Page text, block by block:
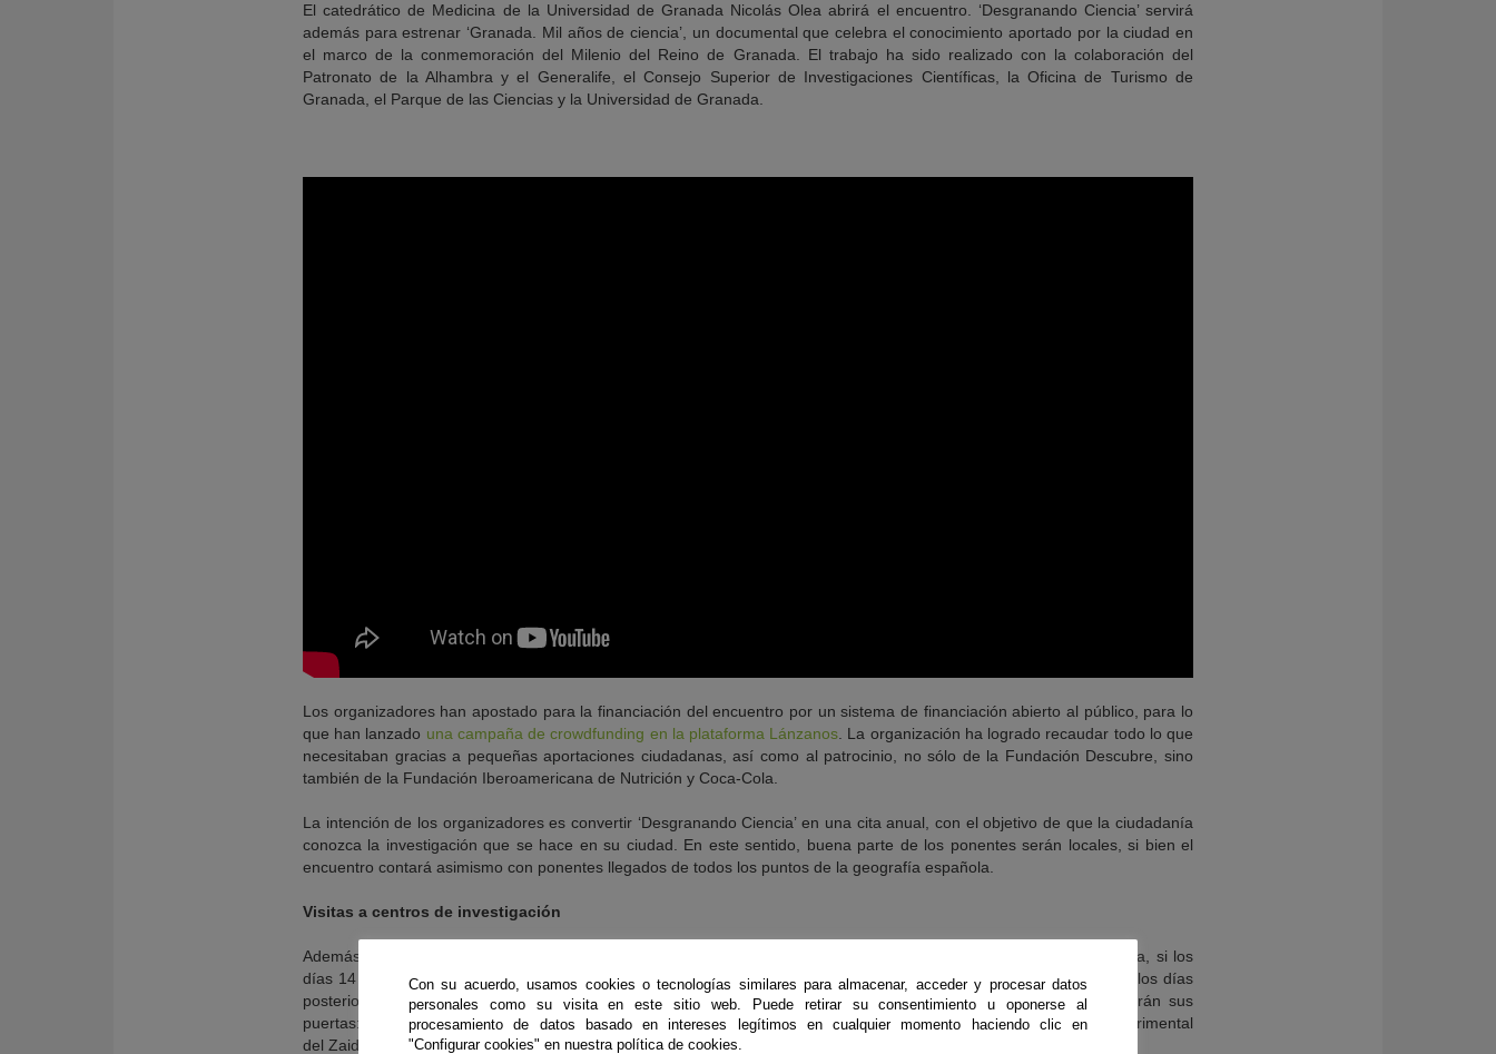
El catedrático de Medicina de la Universidad de Granada Nicolás Olea abrirá el encuentro. ‘Desgranando Ciencia’ servirá
además para estrenar ‘Granada. Mil años de ciencia’, un documental que celebra el conocimiento aportado por la ciudad en
el marco de la conmemoración del Milenio del Reino de Granada. El trabajo ha sido realizado con la colaboración del
Patronato de la Alhambra y el Generalife, el Consejo Superior de Investigaciones Científicas, la Oficina de Turismo de
Granada, el Parque de las Ciencias y la Universidad de Granada.
Los organizadores han apostado para la financiación del encuentro por un sistema de financiación abierto al público, para lo
que han lanzado una campaña de crowdfunding en la plataforma Lánzanos . La organización ha logrado recaudar todo lo que
necesitaban gracias a pequeñas aportaciones ciudadanas, así como al patrocinio, no sólo de la Fundación Descubre, sino
también de la Fundación Iberoamericana de Nutrición y Coca-Cola.
La intención de los organizadores es convertir ‘Desgranando Ciencia’ en una cita anual, con el objetivo de que la ciudadanía
conozca la investigación que se hace en su ciudad. En este sentido, buena parte de los ponentes serán locales, si bien el
encuentro contará asimismo con ponentes llegados de todos los puntos de la geografía española.
Visitas a centros de investigación
Además de las jornadas de debate, ‘Desgranando Ciencia’ ofrece la visita a centros de investigación. De esta forma, si los
días 14 y 15 serán los investigadores quienes cuenten a los ciudadanos qué están haciendo en sus laboratorios, en los días
posteriores serán estos quienes devuelvan la visita a sus instalaciones. A este respecto, cuatro instituciones abrirán sus
puertas: NeuronBio, el Instituto Interuniversitario de Investigación del Sistema Tierra en Andalucía, la Estación Experimental
del Zaidín (EEZ-CSIC) y la Facultad de Farmacia de la Universidad de Granada.
Con su acuerdo, usamos cookies o tecnologías similares para almacenar, acceder y procesar datos
personales como su visita en este sitio web. Puede retirar su consentimiento u oponerse al
procesamiento de datos basado en intereses legítimos en cualquier momento haciendo clic en
"Configurar cookies" en nuestra política de cookies.